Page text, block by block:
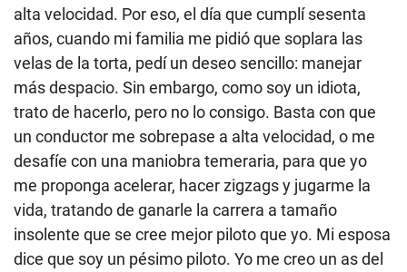
alta velocidad. Por eso, el día que cumplí sesenta
años, cuando mi familia me pidió que soplara las
velas de la torta, pedí un deseo sencillo: manejar
más despacio. Sin embargo, como soy un idiota,
trato de hacerlo, pero no lo consigo. Basta con que
un conductor me sobrepase a alta velocidad, o me
desafíe con una maniobra temeraria, para que yo
me proponga acelerar, hacer zigzags y jugarme la
vida, tratando de ganarle la carrera a tamaño
insolente que se cree mejor piloto que yo. Mi esposa
dice que soy un pésimo piloto. Yo me creo un as del